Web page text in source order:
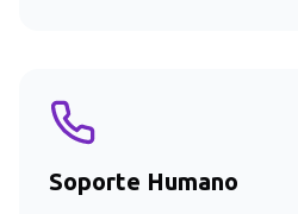
Soporte Humano